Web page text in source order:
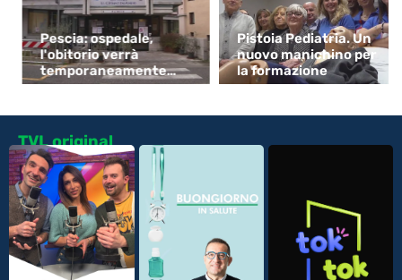
Pescia: ospedale,
l'obitorio verrà
temporaneamente
spostato
Pistoia Pediatria. Un
nuovo manichino per
la formazione
TVL original